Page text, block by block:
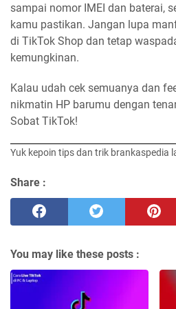
sampai nomor IMEI dan baterai,
kamu pastikan. Jangan lupa
di TikTok Shop dan tetap
kemungkinan.
Kalau udah cek semuanya dan
nikmatin HP barumu dengan
Sobat TikTok!
Yuk kepoin tips dan trik brankaspedia
Share :
You may like these posts :